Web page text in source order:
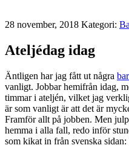
28 november, 2018 Kategori:
Ateljédag idag
Äntligen har jag fått ut några
vanligt. Jobbar hemifrån idag,
timmar i ateljén, vilket jag
är som vanligt är att det är
Framför allt på jobben. Men
hemma i alla fall, redo inför
som kikat in från svenska